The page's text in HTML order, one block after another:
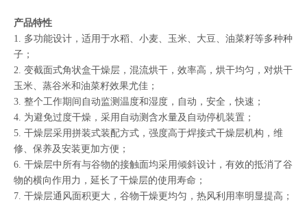
产品特性
1. 多功能设计，适用于水稻、小麦、玉米、大豆、油菜籽等多种种
子；
2. 变截面式角状盒干燥层，混流烘干，效率高，烘干均匀，对烘干
玉米、蒸谷米和油菜籽效果尤佳；
3. 整个工作期间自动监测温度和湿度，自动，安全，快速；
4. 为避免过度干燥，采用自动测含水量及自动停机装置；
5. 干燥层采用拼装式装配方式，强度高于焊接式干燥层机构，维
修、保养及安装更加方便；
6. 干燥层中所有与谷物的接触面均采用倾斜设计，有效的抵消了谷
物的横向作用力，延长了干燥层的使用寿命；
7. 干燥层通风面积更大，谷物干燥更均匀，热风利用率明显提高；